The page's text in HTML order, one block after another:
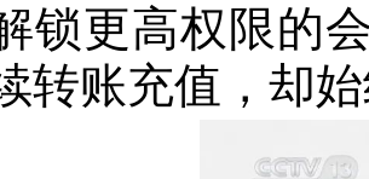
锁更高权限的
转账充值，却